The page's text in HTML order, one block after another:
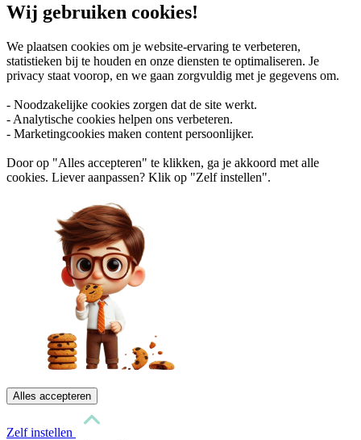
Wij gebruiken cookies!
We plaatsen cookies om je website-ervaring te verbeteren,
statistieken bij te houden en onze diensten te optimaliseren. Je
privacy staat voorop, en we gaan zorgvuldig met je gegevens om.
- Noodzakelijke cookies zorgen dat de site werkt.
- Analytische cookies helpen ons verbeteren.
- Marketingcookies maken content persoonlijker.
Door op "Alles accepteren" te klikken, ga je akkoord met alle
cookies. Liever aanpassen? Klik op "Zelf instellen".
Alles accepteren
Zelf instellen